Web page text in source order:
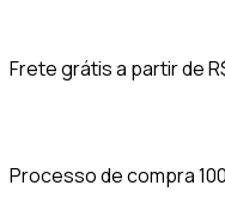
Frete grátis a partir de
Processo de compra